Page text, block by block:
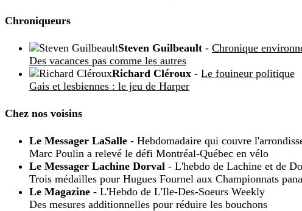
Chroniqueurs
Steven Guilbeault - Chronique
Des vacances pas comme les autres
Richard Cléroux - Le fouineur politique
Gais et lesbiennes : le jeu de Harper
Chez nos voisins
Le Messager LaSalle - Hebdomadaire qui couvre
Marc Poulin a relevé le défi Montréal-Québec en vélo
Le Messager Lachine Dorval - L'hebdo de Lachine et de
Trois médailles pour Hugues Fournel aux Championnats
Le Magazine - L'Hebdo de L'Ile-Des-Soeurs Weekly
Des mesures additionnelles pour réduire les bouchons